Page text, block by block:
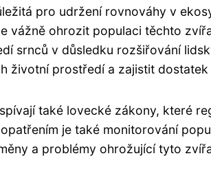
pro udržení rovnováhy v
vážně ohrozit populaci těchto
srnců v důsledku rozšiřování
životní prostředí a zajistit
také lovecké zákony, které
je také monitorování
a problémy ohrožující tyto